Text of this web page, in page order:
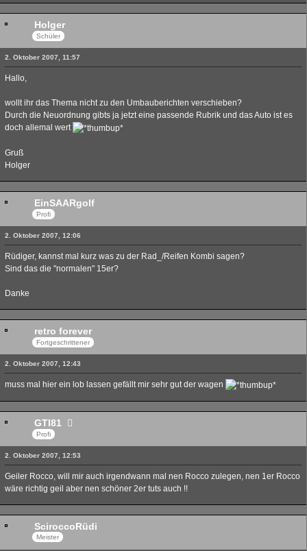
Holger
Schüler
2. Oktober 2007, 11:57
Hallo,
wollt ihr das Thema nicht zu den Umbauberichten verschieben?
Durch die Neuordnung gibts ja jetzt eine passende Rubrik und das Auto ist es
doch allemal wert
Gruß
Holger
EinSAARgolf
Profi
2. Oktober 2007, 12:06
Rüdiger, kannst mal kurz was zu der Rad_/Reifen Kombi sagen?
Sind das die "normalen" 15er?
Danke
retro forever
Fortgeschrittener
2. Oktober 2007, 12:43
muss mal hier ein lob lassen gefällt mir sehr gut der wagen
GTI81
Profi
2. Oktober 2007, 12:53
Geiler Rocco, will mir auch irgendwann mal nen Rocco zulegen, nen 1er Rocco
wäre richtig geil aber nen schöner 2er tuts auch !!
SciroccoRüdi
Meister